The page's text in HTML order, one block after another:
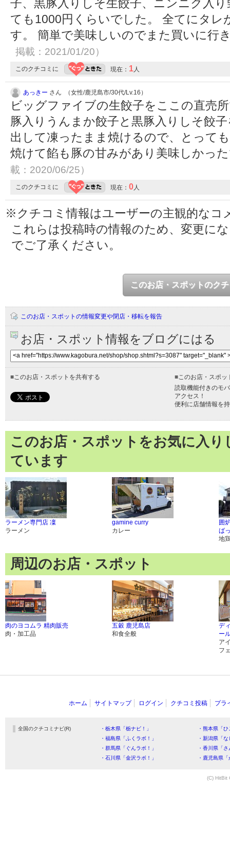
子、黒豚入りしそ生餃子、ニンニク入
ても1000円くらいでした。 全てにタ
す。 簡単で美味しいのでまた買いに行
掲載：2021/01/20）
このクチコミに 現在： 1 人
あっきー さん （女性/鹿児島市/30代/Lv.16）
ビッグファイブの生餃子をここの直売
豚入りうんまか餃子と黒豚入りしそ餃
出して凍ったまま焼けるので、とって
焼けて餡も豚の甘みがあり美味しかっ
載：2020/06/25）
このクチコミに 現在： 0 人
※クチコミ情報はユーザーの主観的なコ
これらは投稿時の情報のため、変更に
でご了承ください。
このお店・スポットのク
このお店・スポットの情報変更や閉店・移転を報告
お店・スポット情報をブログにはる
■ このお店・スポットを共有する ■ このお店・スポ
読取機能付きのモ
アクセス！
便利に店舗情報を
このお店・スポットをお気に入
ています
ラーメン専門店 凜
ラーメン
gamine curry
カレー
囲
ば
地
周辺のお店・スポット
肉のヨコムラ 精肉販売
肉・加工品
五穀 鹿児島店
和食全般
デ
ー
ア
フ
ホーム サイトマップ ログイン クチコミ投稿 プラ
全国のクチコミナビ(R) ・栃木県「栃ナビ！」
・熊本県「
・福島県「ふくラボ！」
・新潟県「
・群馬県「ぐんラボ！」
・香川県「
・石川県「金沢ラボ！」
・鹿児島県
(C) HitBit